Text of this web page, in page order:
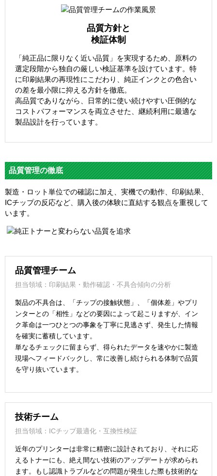
品質方針と
検証体制
「純正品に限りなく近い品質」を実現するため、原料の
選定段階から独自の厳しい検証基準を設けています。特
に印刷結果の再現性にこだわり、純正インクとの色合い
の差を最小限に抑える方針を徹底。
高品質でありながら、日常的に使い続けやすい圧倒的な
コストパフォーマンスを両立させた、継続利用に最適な
製品設計を行っています。
品質管理の徹底
製造・ロット単位での確認に加え、実機での動作、印刷結果、
ICチップの反応など、購入後の体験に直結する観点を重視して
います。
品質管理チーム
担当領域：印刷結果・動作確認・不具合傾向の分析
製品の不具合は、「チップの接触状態」、「個体差」やプリ
ンターとの「相性」などの要因によって起こりますが、イン
ク革命は一つひとつの事象を丁寧に見逃さず、発生した情報
を確実に蓄積しています。
単なるチェックに留まらず、得られたデータを速やかに製造
現場へフィードバックし、常に改善し続けられる体制で品質
を守り抜いています。
技術チーム
担当領域：ICチップ最適化・互換性検証
近年のプリンターは非常に精密に設計されており、それに応
えるトナーにも、絶え間ない技術のアップデートが求められ
ます。もし認識トラブルなどの問題が発生した際も技術的な